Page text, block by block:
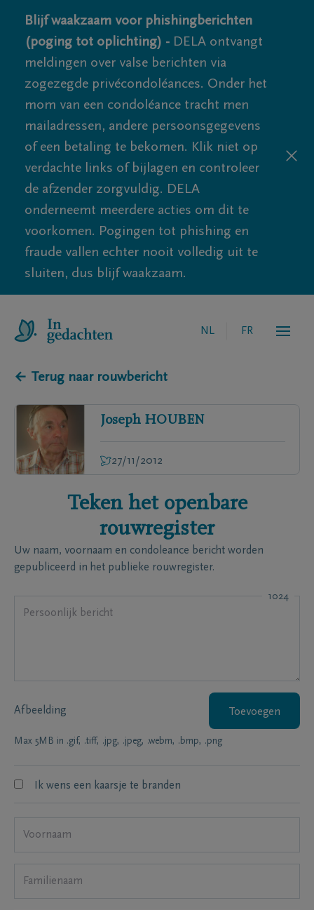
Blijf waakzaam voor phishingberichten
(poging tot oplichting) - DELA ontvangt
meldingen over valse berichten via
zogezegde privécondoléances. Onder het
mom van een condoléance tracht men
mailadressen, andere persoonsgegevens
of een betaling te bekomen. Klik niet op
verdachte links of bijlagen en controleer
de afzender zorgvuldig. DELA
onderneemt meerdere acties om dit te
voorkomen. Pogingen tot phishing en
fraude vallen echter nooit volledig uit te
sluiten, dus blijf waakzaam.
NL FR
← Terug naar rouwbericht
Joseph HOUBEN
27/11/2012
Teken het openbare
rouwregister
Uw naam, voornaam en condoleance bericht worden
gepubliceerd in het publieke rouwregister.
1024
Afbeelding Toevoegen
Max 5MB in .gif, .tiff, .jpg, .jpeg, .webm, .bmp, .png
Ik wens een kaarsje te branden